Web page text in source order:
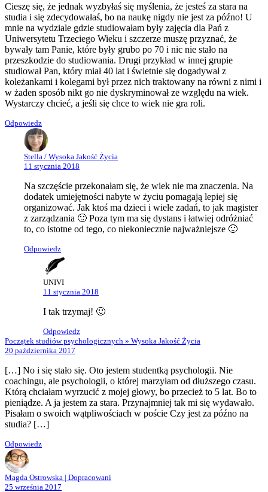
Cieszę się, że jednak wyzbyłaś się myślenia, że jesteś za stara na
studia i się zdecydowałaś, bo na naukę nigdy nie jest za późno! U
mnie na wydziale gdzie studiowałam były zajęcia dla Pań z
Uniwersytetu Trzeciego Wieku i szczerze muszę przyznać, że
bywały tam Panie, które były grubo po 70 i nic nie stało na
przeszkodzie do studiowania. Drugi przykład w innej grupie
studiował Pan, który miał 40 lat i świetnie się dogadywał z
koleżankami i kolegami był przez nich traktowany na równi z nimi i
w żaden sposób nikt go nie dyskryminował ze względu na wiek.
Wystarczy chcieć, a jeśli się chce to wiek nie gra roli.
Odpowiedz
Stella / Wysoka Jakość Życia
11 stycznia 2018
Na szczęście przekonałam się, że wiek nie ma znaczenia. Na
dodatek umiejętności nabyte w życiu pomagają lepiej się
organizować. Jak ktoś ma dzieci i wiele zadań, to jak magister
z zarządzania 🙂 Poza tym ma się dystans i łatwiej odróżniać
to, co istotne od tego, co niekoniecznie najważniejsze 🙂
Odpowiedz
UNIVI
11 stycznia 2018
I tak trzymaj! 🙂
Odpowiedz
Początek studiów psychologicznych » Wysoka Jakość Życia
20 października 2017
[…] No i się stało się. Oto jestem studentką psychologii. Nie
coachingu, ale psychologii, o której marzyłam od dłuższego czasu.
Którą chciałam wyrzucić z mojej głowy, bo przecież to 5 lat. Bo to
pieniądze. A ja jestem za stara. Przynajmniej tak mi się wydawało.
Pisałam o swoich wątpliwościach w poście Czy jest za późno na
studia? […]
Odpowiedz
Magda Ostrowska | Dopracowani
25 września 2017